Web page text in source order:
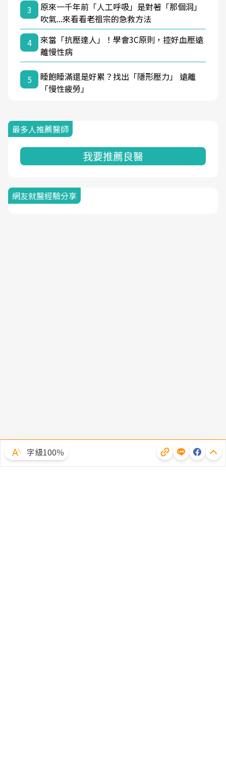
3
原來一千年前「人工呼吸」是對著「那個洞」
吹氣...來看看老祖宗的急救方法
4
來當「抗壓達人」！學會3C原則，控好血壓遠
離慢性病
5
睡飽睡滿還是好累？找出「隱形壓力」 遠離
「慢性疲勞」
最多人推薦醫師
我要推薦良醫
網友就醫經驗分享
字級100％